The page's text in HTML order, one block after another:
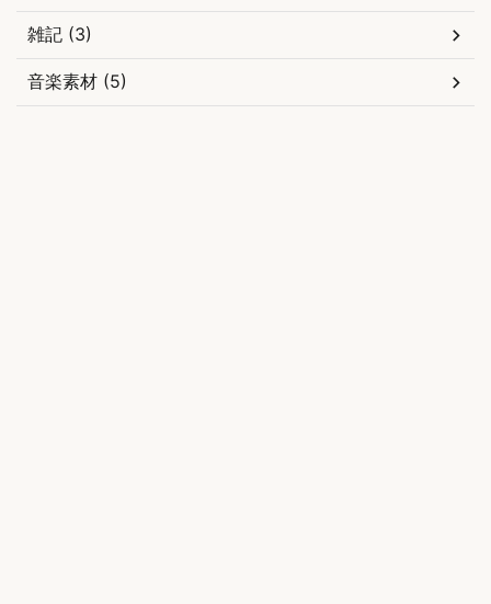
雑記 (3)
音楽素材 (5)